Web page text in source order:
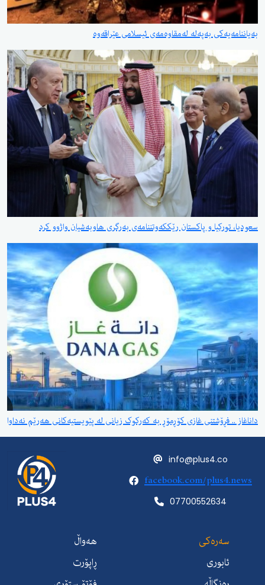
بەیاننامەیەكی بەپەلە لەمقاوەمەی ئیسلامی عێراقەوە
سعودیا، تورکیا و پاکستان رێککەوتننامەی بەرگری هاوبەشیان واژوو کرد
داناغاز .. فڕۆشتنی غازی کۆڕمۆڕ بە کەرکوک زیانی لە پێویستیەکانی هەرێم نەداوا
info@plus4.co
facebook.com/plus4.news
07700552634
سەرەکی
هەواڵ
ئابوری
ڕاپۆرت